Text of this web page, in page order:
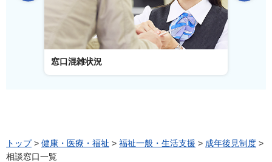
窓口混雑状況
トップ> 健康・医療・福祉 > 福祉一般・生活支援 > 成年後見制度 >
相談窓口一覧